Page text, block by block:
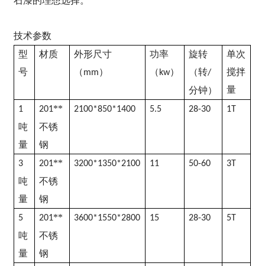
技术参数
型
号
材质
外形尺寸
（mm）
功率
（ kw）
旋转
（转/
分钟）
单次
搅拌
量
1
吨
量
201**
不锈
钢
2100*850*1400 5.5 28-30 1T
3
吨
量
201**
不锈
钢
3200*1350*2100 11 50-60 3T
5
吨
量
201**
不锈
钢
3600*1550*2800 15 28-30 5T